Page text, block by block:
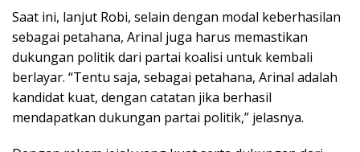
Saat ini, lanjut Robi, selain dengan modal keberhasilan
sebagai petahana, Arinal juga harus memastikan
dukungan politik dari partai koalisi untuk kembali
berlayar. “Tentu saja, sebagai petahana, Arinal adalah
kandidat kuat, dengan catatan jika berhasil
mendapatkan dukungan partai politik,” jelasnya.